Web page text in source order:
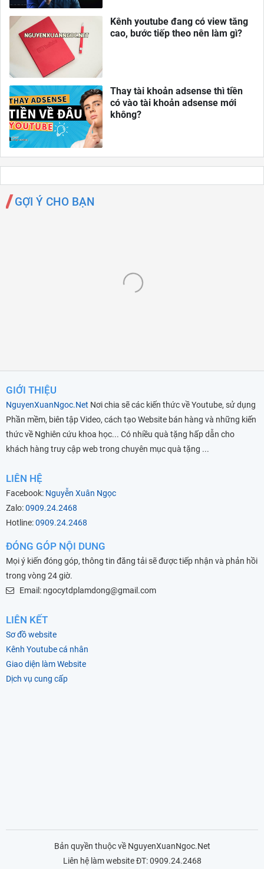
Kênh youtube đang có view tăng
cao, bước tiếp theo nên làm gì?
Thay tài khoản adsense thì tiền
có vào tài khoản adsense mới
không?
GỢI Ý CHO BẠN
GIỚI THIỆU
NguyenXuanNgoc.Net Nơi chia sẽ các kiến thức về Youtube, sử dụng
Phần mềm, biên tập Video, cách tạo Website bán hàng và những kiến
thức về Nghiên cứu khoa học... Có nhiều quà tặng hấp dẫn cho
khách hàng truy cập web trong chuyên mục quà tặng ...
LIÊN HỆ
Facebook: Nguyễn Xuân Ngọc
Zalo:0909.24.2468
Hotline:0909.24.2468
ĐÓNG GÓP NỘI DUNG
Mọi ý kiến đóng góp, thông tin đăng tải sẽ được tiếp nhận và phản hồi
trong vòng 24 giờ.
Email: ngocytdplamdong@gmail.com
LIÊN KẾT
Sơ đồ website
Kênh Youtube cá nhân
Giao diện làm Website
Dịch vụ cung cấp
Bản quyền thuộc về NguyenXuanNgoc.Net
Liên hệ làm website ĐT: 0909.24.2468